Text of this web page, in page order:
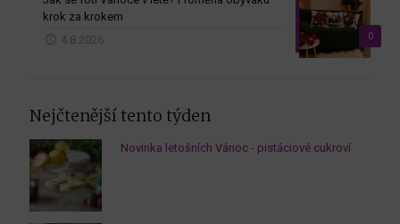
0
krok za krokem
4.8.2026
Nejčtenější tento týden
Novinka letošních Vánoc - pistáciové cukroví